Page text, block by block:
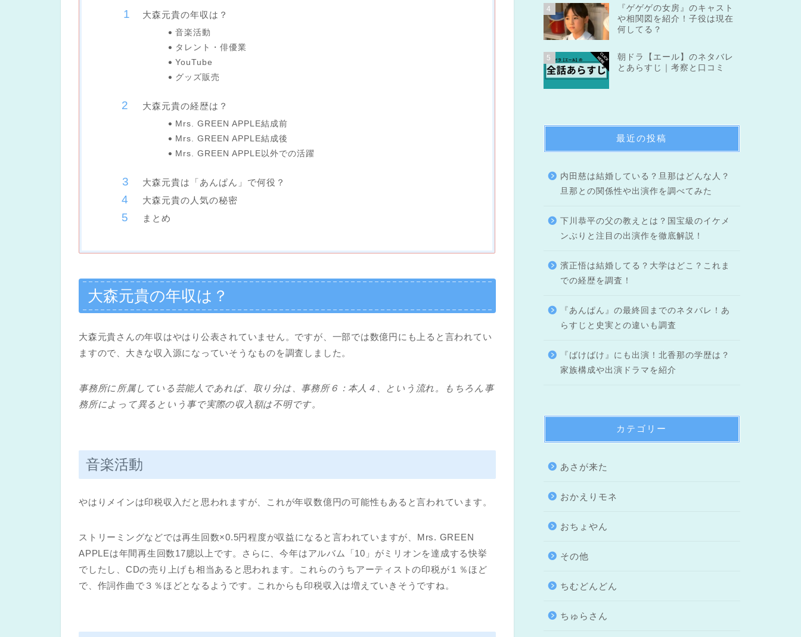
大森元貴の年収は？
音楽活動
タレント・俳優業
YouTube
グッズ販売
大森元貴の経歴は？
Mrs. GREEN APPLE結成前
Mrs. GREEN APPLE結成後
Mrs. GREEN APPLE以外での活躍
大森元貴は「あんぱん」で何役？
大森元貴の人気の秘密
まとめ
大森元貴の年収は？
大森元貴さんの年収はやはり公表されていません。ですが、一部では数億円にも上ると言われてい
ますので、大きな収入源になっていそうなものを調査しました。
事務所に所属している芸能人であれば、取り分は、事務所６：本人４、という流れ。もちろん事
務所によって異るという事で実際の収入額は不明です。
音楽活動
やはりメインは印税収入だと思われますが、これが年収数億円の可能性もあると言われています。
ストリーミングなどでは再生回数×0.5円程度が収益になると言われていますが、Mrs. GREEN
APPLEは年間再生回数17臆以上です。さらに、今年はアルバム「10」がミリオンを達成する快挙
でしたし、CDの売り上げも相当あると思われます。これらのうちアーティストの印税が１％ほど
で、作詞作曲で３％ほどとなるようです。これからも印税収入は増えていきそうですね。
4
『ゲゲゲの女房』のキャスト
や相関図を紹介！子役は現在
何してる？
5
朝ドラ【エール】のネタバレ
とあらすじ｜考察と口コミ
最近の投稿
内田慈は結婚している？旦那はどんな人？
旦那との関係性や出演作を調べてみた
下川恭平の父の教えとは？国宝級のイケメ
ンぶりと注目の出演作を徹底解説！
濱正悟は結婚してる？大学はどこ？これま
での経歴を調査！
『あんぱん』の最終回までのネタバレ！あ
らすじと史実との違いも調査
『ばけばけ』にも出演！北香那の学歴は？
家族構成や出演ドラマを紹介
カテゴリー
あさが来た
おかえりモネ
おちょやん
その他
ちむどんどん
ちゅらさん